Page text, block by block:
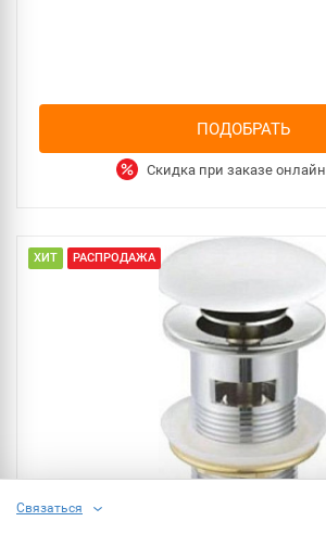
ПОДОБРАТЬ
Скидка при заказе онлайн
ХИТ РАСПРОДАЖА
Связаться